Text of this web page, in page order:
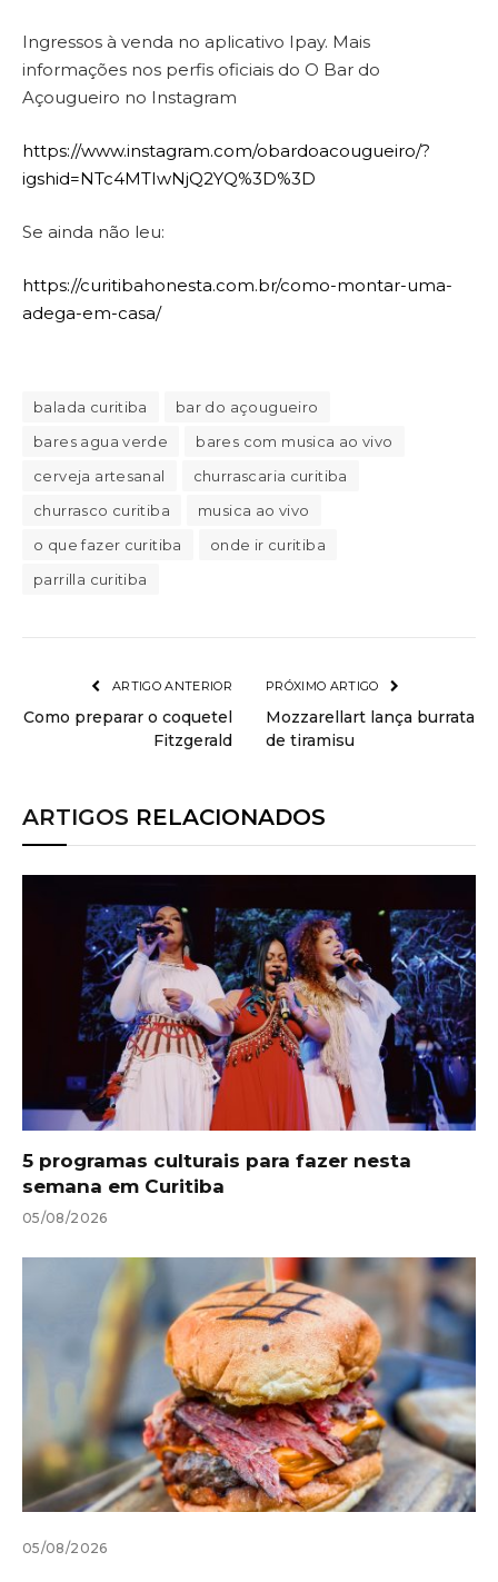
Ingressos à venda no aplicativo Ipay. Mais
informações nos perfis oficiais do O Bar do
Açougueiro no Instagram
https://www.instagram.com/obardoacougueiro/?
igshid=NTc4MTIwNjQ2YQ%3D%3D
Se ainda não leu:
https://curitibahonesta.com.br/como-montar-uma-
adega-em-casa/
balada curitiba
bar do açougueiro
bares agua verde
bares com musica ao vivo
cerveja artesanal
churrascaria curitiba
churrasco curitiba
musica ao vivo
o que fazer curitiba
onde ir curitiba
parrilla curitiba
ARTIGO ANTERIOR
Como preparar o coquetel
Fitzgerald
PRÓXIMO ARTIGO
Mozzarellart lança burrata
de tiramisu
ARTIGOS RELACIONADOS
5 programas culturais para fazer nesta
semana em Curitiba
05/08/2026
05/08/2026